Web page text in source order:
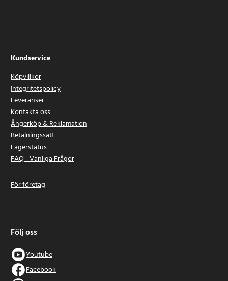
Kundservice
Köpvillkor
Integritetspolicy
Leveranser
Kontakta oss
Ångerköp & Reklamation
Betalningssätt
Lagerstatus
FAQ - Vanliga Frågor
För företag
Följ oss
Youtube
Facebook